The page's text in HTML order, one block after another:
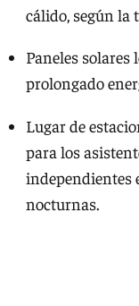
cálido, según la
Paneles solares
prolongado
Lugar de
para los
independientes
nocturnas.